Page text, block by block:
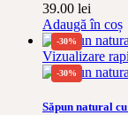
39.00 lei
Adaugă în coș
-30%
Vizualizare
-30%
Săpun natural